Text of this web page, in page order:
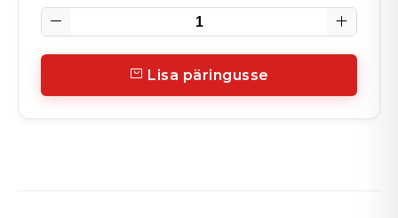
Lisa päringusse